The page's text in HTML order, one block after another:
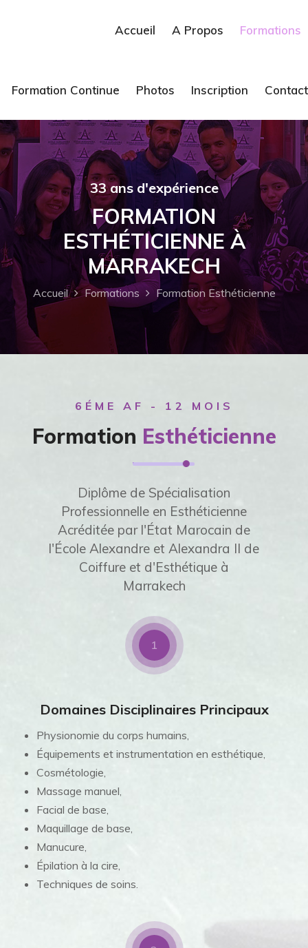
Accueil A Propos Formations
Formation Continue Photos Inscription Contact
33 ans d'expérience
FORMATION
ESTHÉTICIENNE À
MARRAKECH
Accueil Formations Formation Esthéticienne
6ÉME AF - 12 MOIS
Formation Esthéticienne
Diplôme de Spécialisation
Professionnelle en Esthéticienne
Acréditée par l'État Marocain de
l'École Alexandre et Alexandra II de
Coiffure et d'Esthétique à
Marrakech
1
Domaines Disciplinaires Principaux
Physionomie du corps humains,
Équipements et instrumentation en esthétique,
Cosmétologie,
Massage manuel,
Facial de base,
Maquillage de base,
Manucure,
Épilation à la cire,
Techniques de soins.